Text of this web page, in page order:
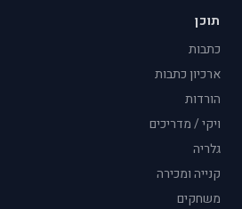
תוכן
כתבות
ארכיון כתבות
הורדות
ויקי / מדריכים
גלריה
קנייה ומכירה
משחקים